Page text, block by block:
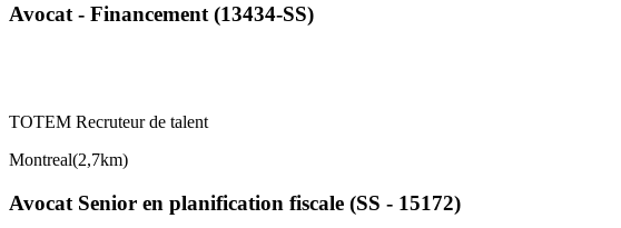
Avocat - Financement (13434-SS)
TOTEM Recruteur de talent
Montreal(2,7km)
Avocat Senior en planification fiscale (SS - 15172)